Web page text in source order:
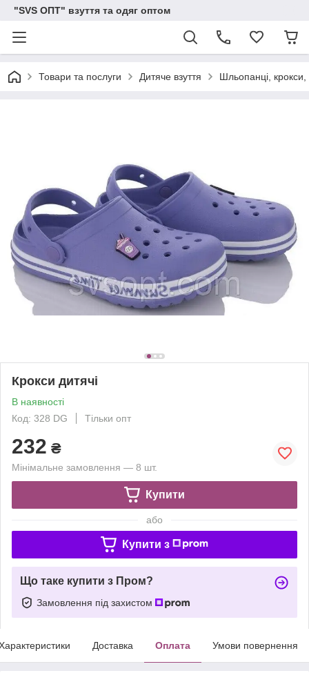
"SVS ОПТ" взуття та одяг оптом
Товари та послуги Дитяче взуття Шльопанці, крокси,
Крокси дитячі
В наявності
Код: 328 DG
Тільки опт
232 ₴
Мінімальне замовлення — 8 шт.
Купити
або
Купити з
Що таке купити з Пром?
Замовлення під захистом
Доставка Оплата Умови повернення